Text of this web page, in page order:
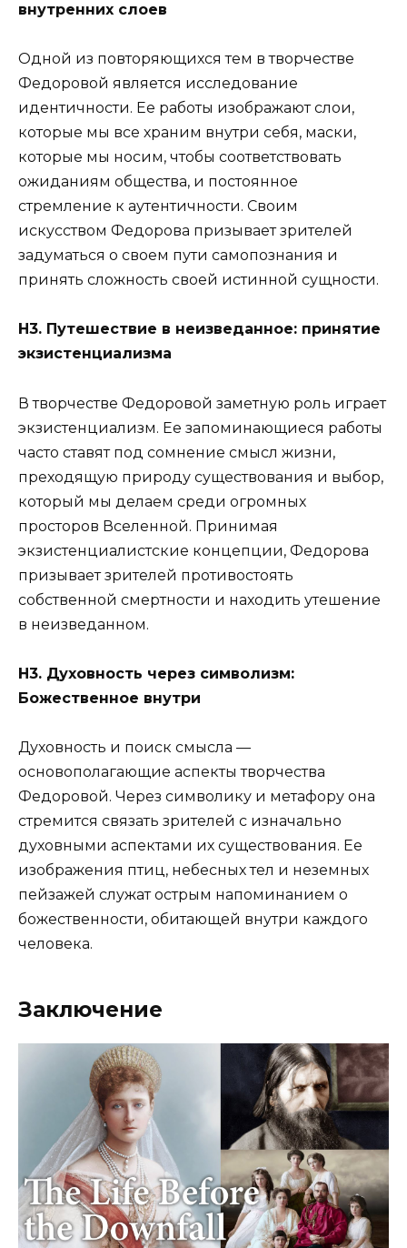
внутренних слоев
Одной из повторяющихся тем в творчестве
Федоровой является исследование
идентичности. Ее работы изображают слои,
которые мы все храним внутри себя, маски,
которые мы носим, ​​чтобы соответствовать
ожиданиям общества, и постоянное
стремление к аутентичности. Своим
искусством Федорова призывает зрителей
задуматься о своем пути самопознания и
принять сложность своей истинной сущности.
Н3. Путешествие в неизведанное: принятие
экзистенциализма
В творчестве Федоровой заметную роль играет
экзистенциализм. Ее запоминающиеся работы
часто ставят под сомнение смысл жизни,
преходящую природу существования и выбор,
который мы делаем среди огромных
просторов Вселенной. Принимая
экзистенциалистские концепции, Федорова
призывает зрителей противостоять
собственной смертности и находить утешение
в неизведанном.
Н3. Духовность через символизм:
Божественное внутри
Духовность и поиск смысла —
основополагающие аспекты творчества
Федоровой. Через символику и метафору она
стремится связать зрителей с изначально
духовными аспектами их существования. Ее
изображения птиц, небесных тел и неземных
пейзажей служат острым напоминанием о
божественности, обитающей внутри каждого
человека.
Заключение